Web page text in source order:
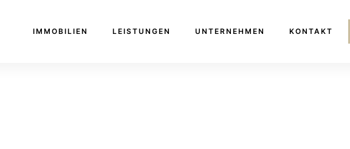
IMMOBILIEN LEISTUNGEN UNTERNEHMEN KONTAKT